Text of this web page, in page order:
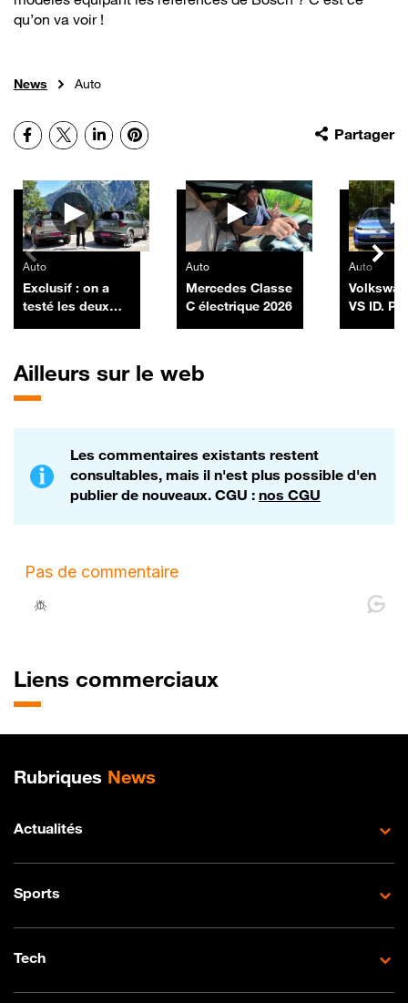
qu’on va voir !
News Auto
Partager
Facebook
X LinkedInPinterest
Autres vidéos
Auto
Exclusif : on a
testé les deux
Auto
Mercedes Classe
C électrique 2026
Auto
VS ID.
Ailleurs sur le web
Les commentaires existants restent
consultables, mais il n'est plus possible d'en
publier de nouveaux. CGU : nos CGU
Liens commerciaux
Plan de site
Rubriques News
Actualités
Sports
Tech